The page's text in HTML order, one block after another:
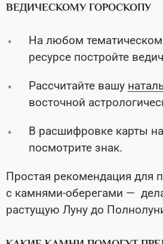
ВЕДИЧЕСКОМУ ГОРОСКОПУ
На любом тематическом
ресурсе постройте
Рассчитайте вашу
восточной
В расшифровке карты
посмотрите знак.
Простая рекомендация для
с камнями-оберегами —
растущую Луну до